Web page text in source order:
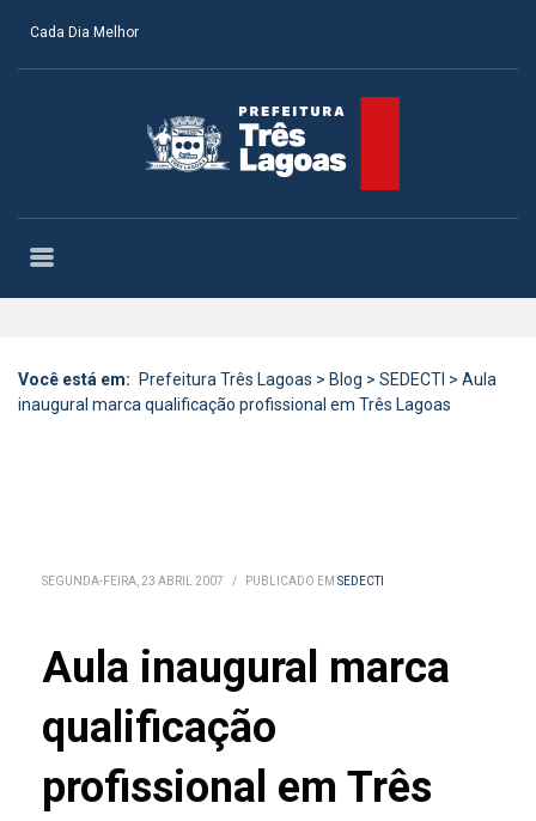
Cada Dia Melhor
Você está em: Prefeitura Três Lagoas > Blog > SEDECTI > Aula
inaugural marca qualificação profissional em Três Lagoas
SEGUNDA-FEIRA, 23 ABRIL 2007 / PUBLICADO EM SEDECTI
Aula inaugural marca
qualificação
profissional em Três